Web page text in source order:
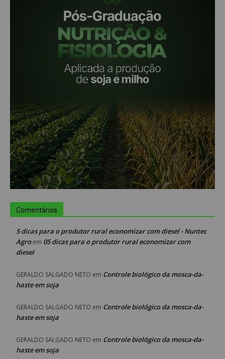
Comentários
5 dicas para o produtor rural economizar com diesel - Nuntec
Agroem 05 dicas para o produtor rural economizar com
diesel
GERALDO SALGADO NETO em Controle biológico da mosca-da-
haste em soja
GERALDO SALGADO NETO em Controle biológico da mosca-da-
haste em soja
GERALDO SALGADO NETO em Controle biológico da mosca-da-
haste em soja